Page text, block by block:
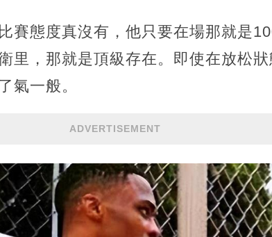
賽態度真沒有，他只要在場那就是
里，那就是頂級存在。即使在放松
氣一般。
ADVERTISEMENT